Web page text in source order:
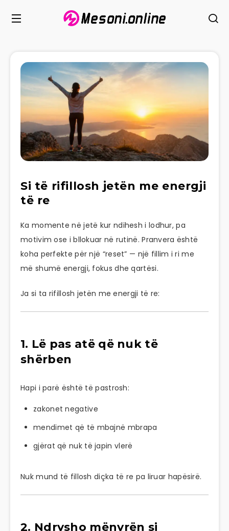
Si të rifillosh jetën me energji
të re
Ka momente në jetë kur ndihesh i lodhur, pa
motivim ose i bllokuar në rutinë. Pranvera është
koha perfekte për një “reset” — një fillim i ri me
më shumë energji, fokus dhe qartësi.
Ja si ta rifillosh jetën me energji të re:
1. Lë pas atë që nuk të
shërben
Hapi i parë është të pastrosh:
zakonet negative
mendimet që të mbajnë mbrapa
gjërat që nuk të japin vlerë
Nuk mund të fillosh diçka të re pa liruar hapësirë.
2. Ndrysho mënyrën si